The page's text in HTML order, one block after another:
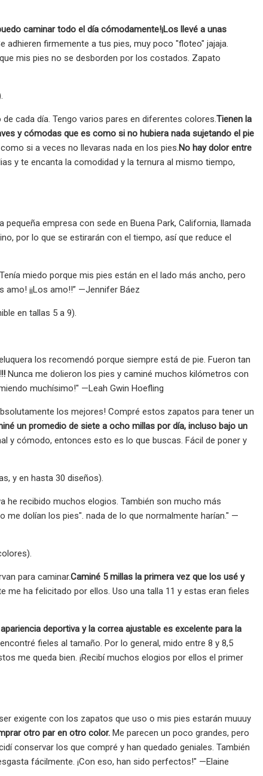
caminar todo el día cómodamente!¡Los llevé a unas
adhieren firmemente a tus pies, muy poco "floteo" jajaja.
mis pies no se desborden por los costados. Zapato
cada día. Tengo varios pares en diferentes colores. Tienen la
y cómodas que es como si no hubiera nada sujetando el pie
si a veces no llevaras nada en los pies. No hay dolor entre
y te encanta la comodidad y la ternura al mismo tiempo,
empresa con sede en Buena Park, California, llamada
por lo que se estirarán con el tiempo, así que reduce el
Tenía miedo porque mis pies están en el lado más ancho, pero
amo! ¡¡Los amo!!” —Jennifer Báez
en tallas 5 a 9).
los recomendó porque siempre está de pie. Fueron tan
Nunca me dolieron los pies y caminé muchos kilómetros con
muchísimo!" —Leah Gwin Hoefling
los mejores! Compré estos zapatos para tener un
un promedio de siete a ocho millas por día, incluso bajo un
y cómodo, entonces esto es lo que buscas. Fácil de poner y
y en hasta 30 diseños).
he recibido muchos elogios. También son mucho más
me dolían los pies". nada de lo que normalmente harían." —
para caminar.Caminé 5 millas la primera vez que los usé y
me ha felicitado por ellos. Uso una talla 11 y estas eran fieles
deportiva y la correa ajustable es excelente para la
fieles al tamaño. Por lo general, mido entre 8 y 8,5
me queda bien. ¡Recibí muchos elogios por ellos el primer
exigente con los zapatos que uso o mis pies estarán muuuy
otro par en otro color. Me parecen un poco grandes, pero
conservar los que compré y han quedado geniales. También
fácilmente. ¡Con eso, han sido perfectos!" —Elaine